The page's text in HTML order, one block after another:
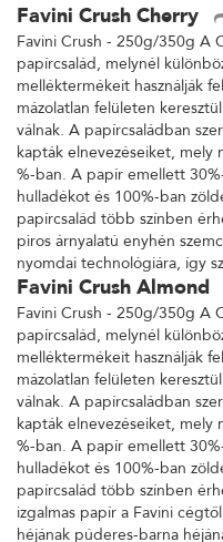
Favini Crush Cherry
Favini Crush - 250g/350g A
papírcsalád, melynél
melléktermékeit használják
mázolatlan felületen
válnak. A papírcsaládban
kapták elnevezéseiket, mely
%-ban. A papír emellett
hulladékot és 100%-ban
papírcsalád több színben
piros árnyalatú enyhén
nyomdai technológiára, így
Favini Crush Almond
Favini Crush - 250g/350g A
papírcsalád, melynél
melléktermékeit használják
mázolatlan felületen
válnak. A papírcsaládban
kapták elnevezéseiket, mely
%-ban. A papír emellett
hulladékot és 100%-ban
papírcsalád több színben
izgalmas papír a Favini
héjának púderes-barna